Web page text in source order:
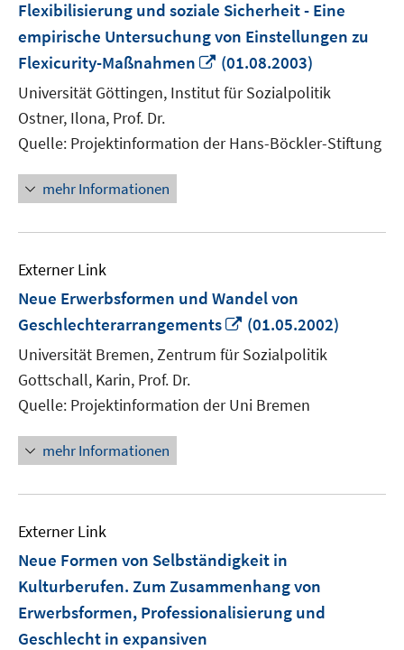
Flexibilisierung und soziale Sicherheit - Eine
empirische Untersuchung von Einstellungen zu
Flexicurity-Maßnahmen
In
neuem
Fenster
(01.08.2003)
Universität Göttingen, Institut für Sozialpolitik
Ostner, Ilona, Prof. Dr.
Quelle: Projektinformation der Hans-Böckler-Stiftung
mehr Informationen
Externer Link
Neue Erwerbsformen und Wandel von
Geschlechterarrangements
In
neuem
Fenster
(01.05.2002)
Universität Bremen, Zentrum für Sozialpolitik
Gottschall, Karin, Prof. Dr.
Quelle: Projektinformation der Uni Bremen
mehr Informationen
Externer Link
Neue Formen von Selbständigkeit in
Kulturberufen. Zum Zusammenhang von
Erwerbsformen, Professionalisierung und
Geschlecht in expansiven